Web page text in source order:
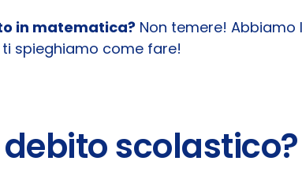
in matematica? Non temere! Abbiamo
ti spieghiamo come fare!